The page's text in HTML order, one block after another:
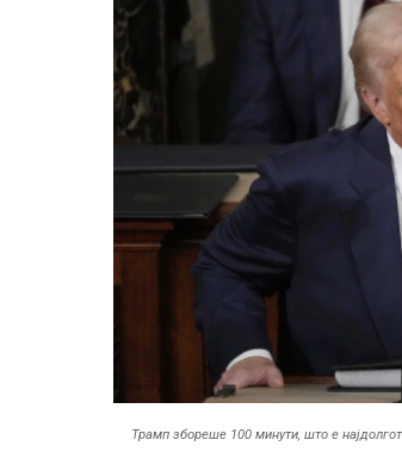
Трамп збореше 100 минути, што е